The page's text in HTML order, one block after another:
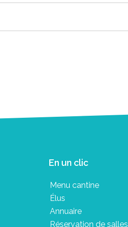
En un clic
Menu cantine
Élus
Annuaire
Réservation de salles